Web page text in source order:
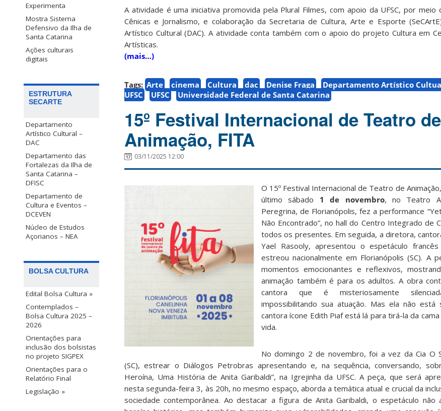
Experimenta
Mostra Sistema
Defensivo da Ilha de
Santa Catarina
Ações culturais
digitais
ESTRUTURA
SECARTE
Departamento
Artístico Cultural –
DAC
Departamento das
Fortalezas da Ilha de
Santa Catarina –
DFISC
Departamento de
Cultura e Eventos –
DCEVEN
Núcleo de Estudos
Açorianos – NEA
BOLSA CULTURA
Edital Bolsa Cultura »
Contemplados –
Bolsa Cultura 2025 –
2026
Orientações para
inclusão dos bolsistas
no projeto SIGPEX
Orientações para o
Relatório Final
Legislação »
A atividade é uma iniciativa promovida pela Plural Filmes, com apoio da UFSC, por
Cênicas e Jornalismo, e colaboração da Secretaria de Cultura, Arte e Esporte
Artístico Cultural (DAC). A atividade conta também com o apoio do projeto Cultura em
Artísticas.
(mais…)
Tags: Arte cinema Cultura dac Denise Fraga Departamento Artístico
UFSC
UFSC Universidade Federal de Santa Catarina
15º Festival Internacional de Teatro de
Animação, FITA
03/11/2025 12:00
O 15º Festival Internacional de Teatro de
último sábado 1 de novembro, no Teatro
Peregrina, de Florianópolis, fez a performance
Não Encontrado”, no hall do Centro Integrado de
todos os presentes. Em seguida, a diretora,
Yael Rasooly, apresentou o espetáculo
estreou nacionalmente em Florianópolis (SC). A
momentos emocionantes e reflexivos,
animação também é para os adultos. A obra
cantora que é misteriosamente
impossibilitando sua atuação. Mas ela não está
cantora ícone Edith Piaf está lá para tirá-la da
vida.
No domingo 2 de novembro, foi a vez da Cia O
(SC), estrear o Diálogos Petrobras apresentando e, na sequência, conversando,
Heroína, Uma História de Anita Garibaldi”, na Igrejinha da UFSC. A peça, que será
nesta segunda-feira 3, às 20h, no mesmo espaço, aborda a temática atual e crucial da
sociedade contemporânea. Ao destacar a figura de Anita Garibaldi, o espetáculo não